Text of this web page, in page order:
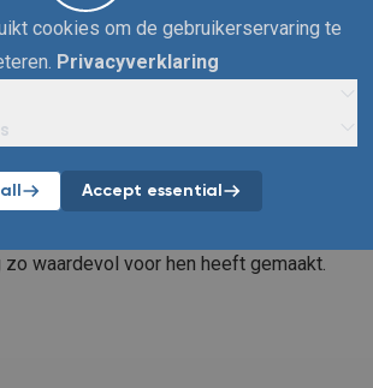
cookies om de gebruikerservaring te
Privacyverklaring
Accept essential
Mansour
bij TenneT en Enexis. In
waardevol voor hen heeft gemaakt.